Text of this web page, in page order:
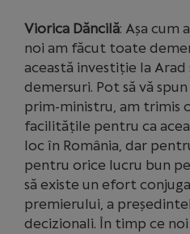
Viorica Dăncilă: Așa cum
noi am făcut toate
această investiție la
demersuri. Pot să vă
prim-ministru, am trimis
facilitățile pentru ca
loc în România, dar
pentru orice lucru bun
să existe un efort
premierului, a
decizionali. În timp ce